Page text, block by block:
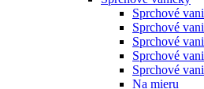
Sprchové
Sprchové
Sprchové
Sprchové
Sprchové
Na mieru